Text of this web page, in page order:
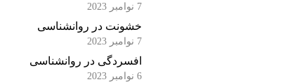
7 نوامبر 2023
خشونت در روانشناسی
7 نوامبر 2023
افسردگی در روانشناسی
6 نوامبر 2023